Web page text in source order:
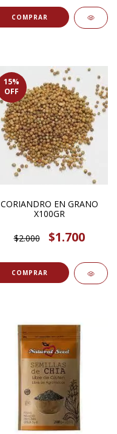
15%
OFF
CORIANDRO EN GRANO
X100GR
$2.000 $1.700
COMPRAR